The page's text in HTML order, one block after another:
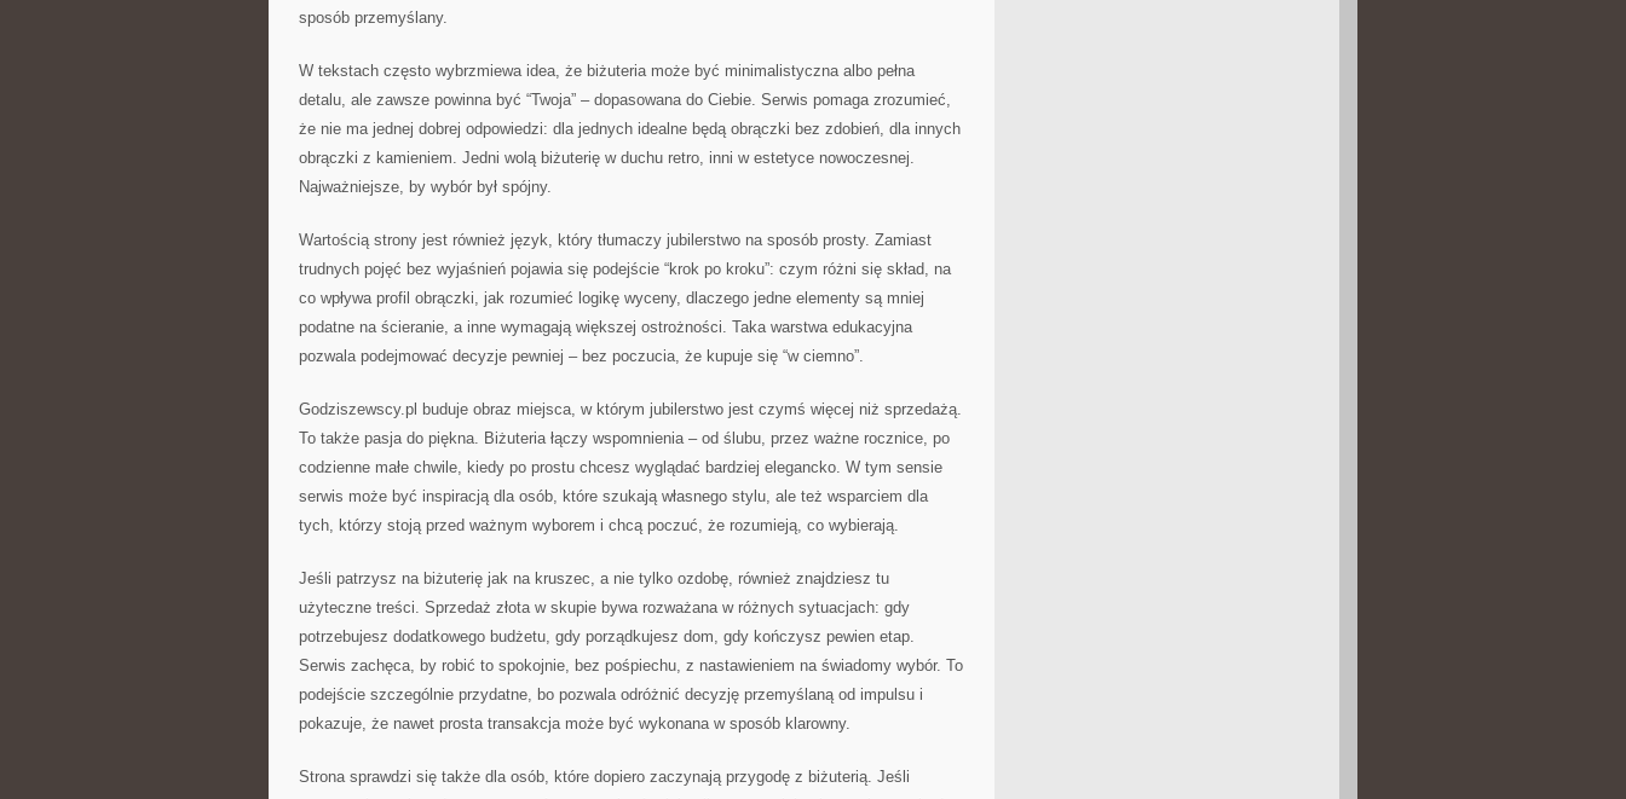
sposób przemyślany.
W tekstach często wybrzmiewa idea, że biżuteria może być minimalistyczna albo pełna
detalu, ale zawsze powinna być “Twoja” – dopasowana do Ciebie. Serwis pomaga zrozumieć,
że nie ma jednej dobrej odpowiedzi: dla jednych idealne będą obrączki bez zdobień, dla innych
obrączki z kamieniem. Jedni wolą biżuterię w duchu retro, inni w estetyce nowoczesnej.
Najważniejsze, by wybór był spójny.
Wartością strony jest również język, który tłumaczy jubilerstwo na sposób prosty. Zamiast
trudnych pojęć bez wyjaśnień pojawia się podejście “krok po kroku”: czym różni się skład, na
co wpływa profil obrączki, jak rozumieć logikę wyceny, dlaczego jedne elementy są mniej
podatne na ścieranie, a inne wymagają większej ostrożności. Taka warstwa edukacyjna
pozwala podejmować decyzje pewniej – bez poczucia, że kupuje się “w ciemno”.
Godziszewscy.pl buduje obraz miejsca, w którym jubilerstwo jest czymś więcej niż sprzedażą.
To także pasja do piękna. Biżuteria łączy wspomnienia – od ślubu, przez ważne rocznice, po
codzienne małe chwile, kiedy po prostu chcesz wyglądać bardziej elegancko. W tym sensie
serwis może być inspiracją dla osób, które szukają własnego stylu, ale też wsparciem dla
tych, którzy stoją przed ważnym wyborem i chcą poczuć, że rozumieją, co wybierają.
Jeśli patrzysz na biżuterię jak na kruszec, a nie tylko ozdobę, również znajdziesz tu
użyteczne treści. Sprzedaż złota w skupie bywa rozważana w różnych sytuacjach: gdy
potrzebujesz dodatkowego budżetu, gdy porządkujesz dom, gdy kończysz pewien etap.
Serwis zachęca, by robić to spokojnie, bez pośpiechu, z nastawieniem na świadomy wybór. To
podejście szczególnie przydatne, bo pozwala odróżnić decyzję przemyślaną od impulsu i
pokazuje, że nawet prosta transakcja może być wykonana w sposób klarowny.
Strona sprawdzi się także dla osób, które dopiero zaczynają przygodę z biżuterią. Jeśli